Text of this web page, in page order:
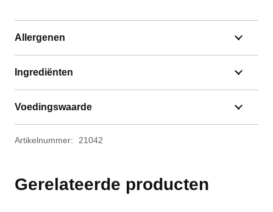
Allergenen
Ingrediënten
Voedingswaarde
Artikelnummer: 21042
Gerelateerde producten